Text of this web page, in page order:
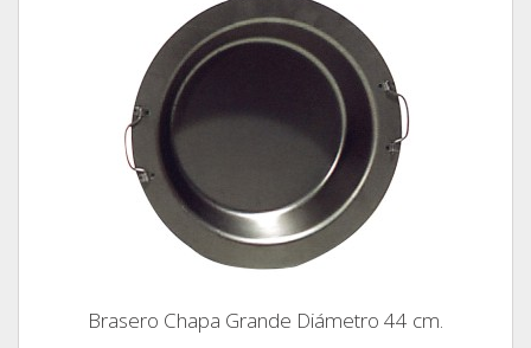
Brasero Chapa Grande Diámetro 44 cm.